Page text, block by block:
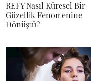
REFY Nasıl Küresel Bir
Güzellik Fenomenine
Dönüştü?